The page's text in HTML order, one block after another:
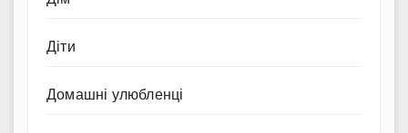
Діти
Домашні улюбленці